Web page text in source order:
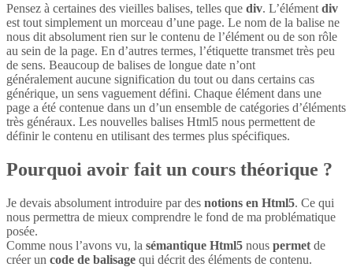
Pensez à certaines des vieilles balises, telles que div. L’élément div
est tout simplement un morceau d’une page. Le nom de la balise ne
nous dit absolument rien sur le contenu de l’élément ou de son rôle
au sein de la page. En d’autres termes, l’étiquette transmet très peu
de sens. Beaucoup de balises de longue date n’ont
généralement aucune signification du tout ou dans certains cas
générique, un sens vaguement défini. Chaque élément dans une
page a été contenue dans un d’un ensemble de catégories d’éléments
très généraux. Les nouvelles balises Html5 nous permettent de
définir le contenu en utilisant des termes plus spécifiques.
Pourquoi avoir fait un cours théorique ?
Je devais absolument introduire par des notions en Html5. Ce qui
nous permettra de mieux comprendre le fond de ma problématique
posée.
Comme nous l’avons vu, la sémantique Html5 nous permet de
créer un code de balisage qui décrit des éléments de contenu.